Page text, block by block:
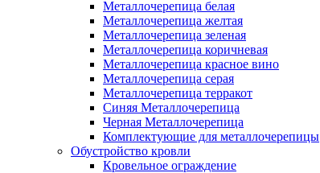
Металлочерепица белая
Металлочерепица желтая
Металлочерепица зеленая
Металлочерепица коричневая
Металлочерепица красное вино
Металлочерепица серая
Металлочерепица терракот
Синяя Металлочерепица
Черная Металлочерепица
Комплектующие для металлочерепицы
Обустройство кровли
Кровельное ограждение